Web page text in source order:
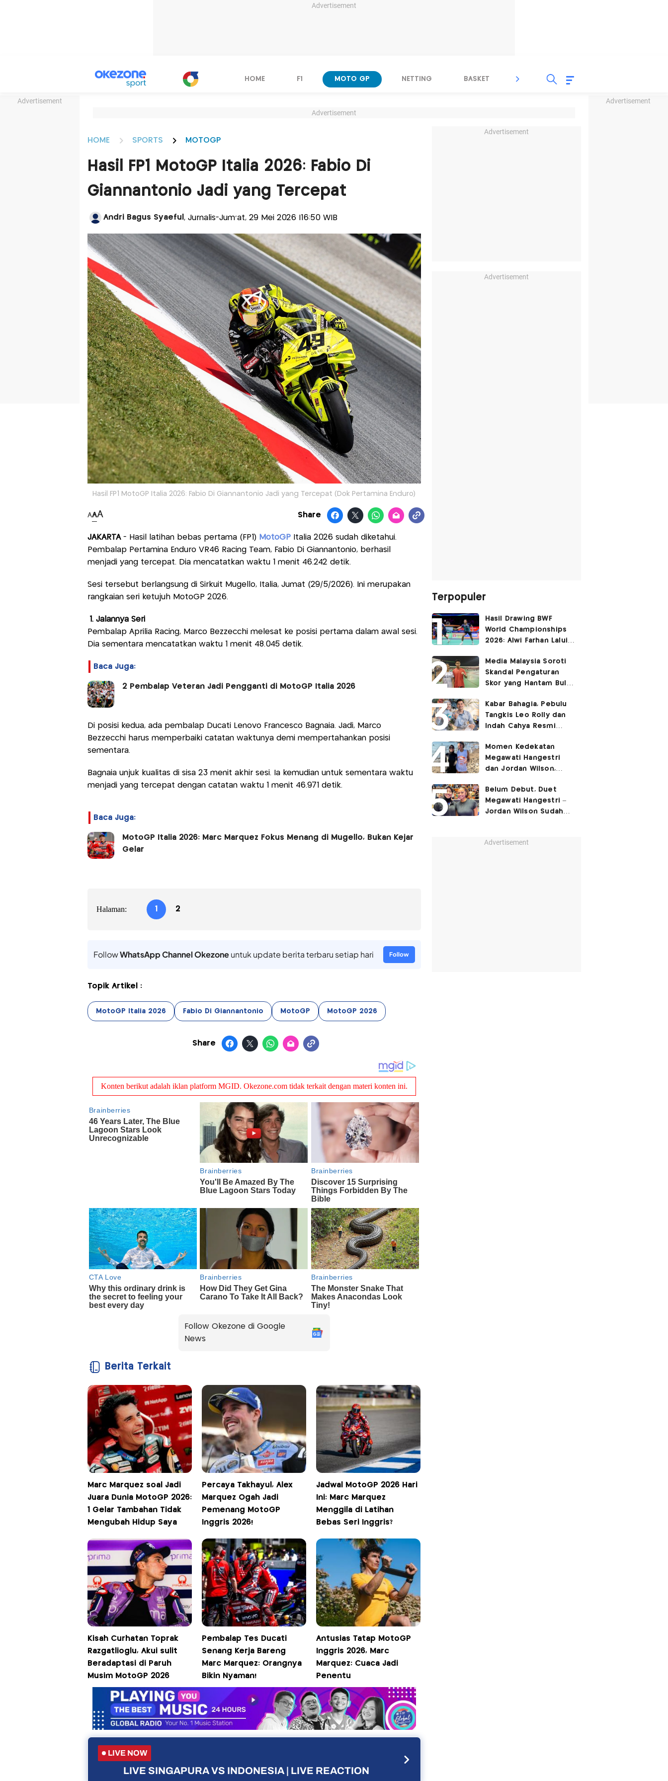
Advertisement
Advertisement Advertisement
HOME F1 MOTO GP NETTING BASKET SPORT LAIN
Advertisement
HOME SPORTS MOTOGP
Hasil FP1 MotoGP Italia 2026: Fabio Di
Giannantonio Jadi yang Tercepat
Andri Bagus Syaeful , Jurnalis-Jum'at, 29 Mei 2026 |16:50 WIB
Hasil FP1 MotoGP Italia 2026: Fabio Di Giannantonio Jadi yang Tercepat (Dok Pertamina Enduro)
AAA Share
JAKARTA- Hasil latihan bebas pertama (FP1) MotoGP
Italia 2026 sudah diketahui.
Pembalap Pertamina Enduro VR46 Racing Team, Fabio Di Giannantonio, berhasil
menjadi yang tercepat. Dia mencatatkan waktu 1 menit 46.242 detik.
Sesi tersebut berlangsung di Sirkuit Mugello, Italia, Jumat (29/5/2026). Ini merupakan
rangkaian seri ketujuh MotoGP 2026.
1. Jalannya Seri
Pembalap Aprilia Racing, Marco Bezzecchi melesat ke posisi pertama dalam awal sesi.
Dia sementara mencatatkan waktu 1 menit 48.045 detik.
Baca Juga:
2 Pembalap Veteran Jadi Pengganti di MotoGP Italia 2026
Di posisi kedua, ada pembalap Ducati Lenovo Francesco Bagnaia. Jadi, Marco
Bezzecchi harus memperbaiki catatan waktunya demi mempertahankan posisi
sementara.
Bagnaia unjuk kualitas di sisa 23 menit akhir sesi. Ia kemudian untuk sementara waktu
menjadi yang tercepat dengan catatan waktu 1 menit 46.971 detik.
Baca Juga:
MotoGP Italia 2026: Marc Marquez Fokus Menang di Mugello, Bukan Kejar
Gelar
Halaman: 1 2
FollowWhatsApp Channel Okezoneuntuk update berita terbaru setiap hari Follow
Topik Artikel :
MotoGP Italia 2026 Fabio Di Giannantonio MotoGP MotoGP 2026
Share
Follow Okezone di Google
News
Berita Terkait
Marc Marquez soal Jadi
Juara Dunia MotoGP 2026:
1 Gelar Tambahan Tidak
Mengubah Hidup Saya
Percaya Takhayul, Alex
Marquez Ogah Jadi
Pemenang MotoGP
Inggris 2026!
Jadwal MotoGP 2026 Hari
Ini: Marc Marquez
Menggila di Latihan
Bebas Seri Inggris?
Kisah Curhatan Toprak
Razgatlioglu, Akui sulit
Beradaptasi di Paruh
Musim MotoGP 2026
Pembalap Tes Ducati
Senang Kerja Bareng
Marc Marquez: Orangnya
Bikin Nyaman!
Antusias Tatap MotoGP
Inggris 2026, Marc
Marquez: Cuaca Jadi
Penentu
LIVE NOW
LIVE SINGAPURA VS INDONESIA | LIVE REACTION
Advertisement
Advertisement
Terpopuler
Hasil Drawing BWF
World Championships
2026: Alwi Farhan Lalui
Dapat Bye
Media Malaysia Soroti
Skandal Pengaturan
Skor yang Hantam Bulu
Libatkan Jafar/Felisha!
Kabar Bahagia, Pebulu
Tangkis Leo Rolly dan
Indah Cahya Resmi
Momen Kedekatan
Megawati Hangestri
dan Jordan Wilson,
Hillstate di Pantai!
Belum Debut, Duet
Megawati Hangestri –
Jordan Wilson Sudah
Advertisement